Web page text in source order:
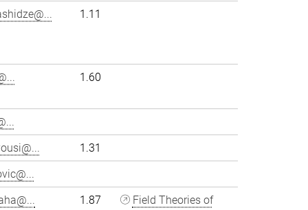
1.11
1.60
1.31
1.87
Field Theories of